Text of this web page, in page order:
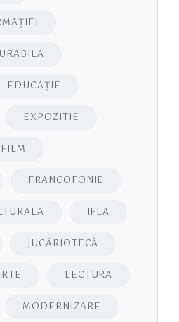
EDUCAŢIE
EXPOZITIE
FILM
FRANCOFONIE
IFLA
JUCĂRIOTECĂ
LECTURA
MODERNIZARE